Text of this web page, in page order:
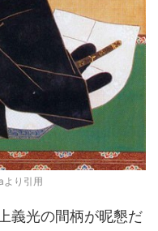
より引用
義光の間柄が昵懇だ